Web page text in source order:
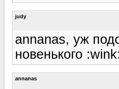
judy
annanas, уж
новенького :wink:
annanas